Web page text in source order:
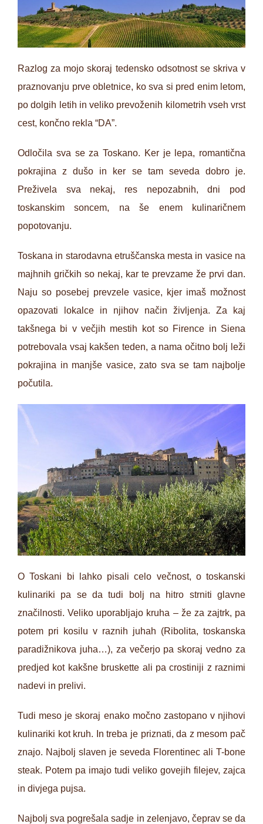
Razlog za mojo skoraj tedensko odsotnost se skriva v
praznovanju prve obletnice, ko sva si pred enim letom,
po dolgih letih in veliko prevoženih kilometrih vseh vrst
cest, končno rekla “DA”.
Odločila sva se za Toskano. Ker je lepa, romantična
pokrajina z dušo in ker se tam seveda dobro je.
Preživela sva nekaj, res nepozabnih, dni pod
toskanskim soncem, na še enem kulinaričnem
popotovanju.
Toskana in starodavna etruščanska mesta in vasice na
majhnih gričkih so nekaj, kar te prevzame že prvi dan.
Naju so posebej prevzele vasice, kjer imaš možnost
opazovati lokalce in njihov način življenja. Za kaj
takšnega bi v večjih mestih kot so Firence in Siena
potrebovala vsaj kakšen teden, a nama očitno bolj leži
pokrajina in manjše vasice, zato sva se tam najbolje
počutila.
O Toskani bi lahko pisali celo večnost, o toskanski
kulinariki pa se da tudi bolj na hitro strniti glavne
značilnosti. Veliko uporabljajo kruha – že za zajtrk, pa
potem pri kosilu v raznih juhah (Ribolita, toskanska
paradižnikova juha…), za večerjo pa skoraj vedno za
predjed kot kakšne bruskette ali pa crostiniji z raznimi
nadevi in prelivi.
Tudi meso je skoraj enako močno zastopano v njihovi
kulinariki kot kruh. In treba je priznati, da z mesom pač
znajo. Najbolj slaven je seveda Florentinec ali T-bone
steak. Potem pa imajo tudi veliko govejih filejev, zajca
in divjega pujsa.
Najbolj sva pogrešala sadje in zelenjavo, čeprav se da